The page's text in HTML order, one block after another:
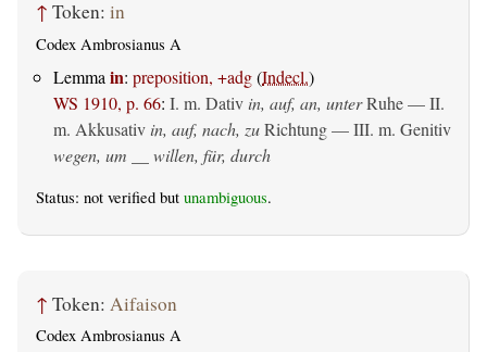
↑ Token: in
Codex Ambrosianus A
Lemma in: preposition, +adg(Indecl.)
WS 1910, p. 66: I. m. Dativ in, auf, an, unterRuhe — II.
m. Akkusativ in, auf, nach, zuRichtung — III. m. Genitiv
wegen, um __ willen, für, durch
Status: not verified but unambiguous.
↑ Token: Aifaison
Codex Ambrosianus A